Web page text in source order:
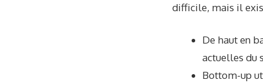
difficile, mais il
De haut en
actuelles du
Bottom-up